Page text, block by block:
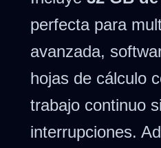
perfecta para
avanzada,
hojas de cálculo
trabajo continuo
interrupciones.